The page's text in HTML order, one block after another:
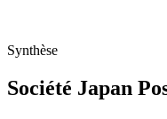
Synthèse
Société Japan